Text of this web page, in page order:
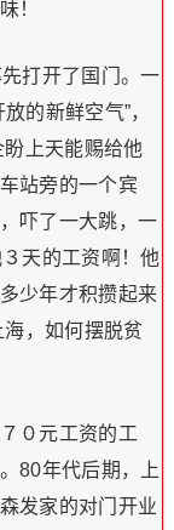
！
打开了国门。一
的新鲜空气”，
上天能赐给他
站旁的一个宾
吓了一大跳，一
天的工资啊！他
少年才积攒起来
，如何摆脱贫
０元工资的工
80年代后期，上
发家的对门开业